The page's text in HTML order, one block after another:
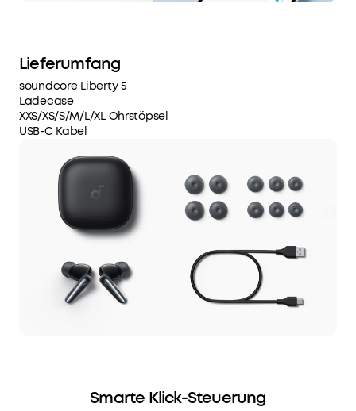
Lieferumfang
soundcore Liberty 5
Ladecase
XXS/XS/S/M/L/XL Ohrstöpsel
USB-C Kabel
Smarte Klick-Steuerung